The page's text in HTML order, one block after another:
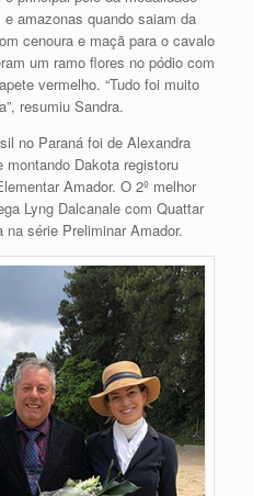
amazonas quando saiam da
cenoura e maçã para o cavalo
um ramo flores no pódio com
vermelho. “Tudo foi muito
resumiu Sandra.
no Paraná foi de Alexandra
Dakota registoru
Amador. O 2º melhor
Lyng Dalcanale com Quattar
série Preliminar Amador.